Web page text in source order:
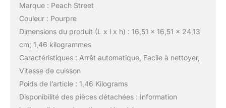
Marque : Peach Street
Couleur : Pourpre
Dimensions du produit (L x l x h) : 16,51 x 16,51 x 24,13
cm; 1,46 kilogrammes
Caractéristiques : Arrêt automatique, Facile à nettoyer,
Vitesse de cuisson
Poids de l’article : 1,46 Kilograms
Disponibilité des pièces détachées : Information